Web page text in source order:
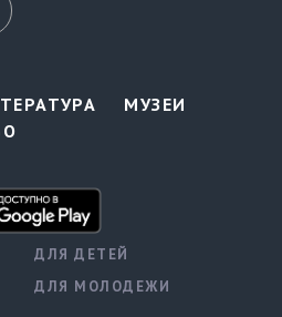
МУЗЕИ
ДЛЯ ДЕТЕЙ
ДЛЯ МОЛОДЕЖИ